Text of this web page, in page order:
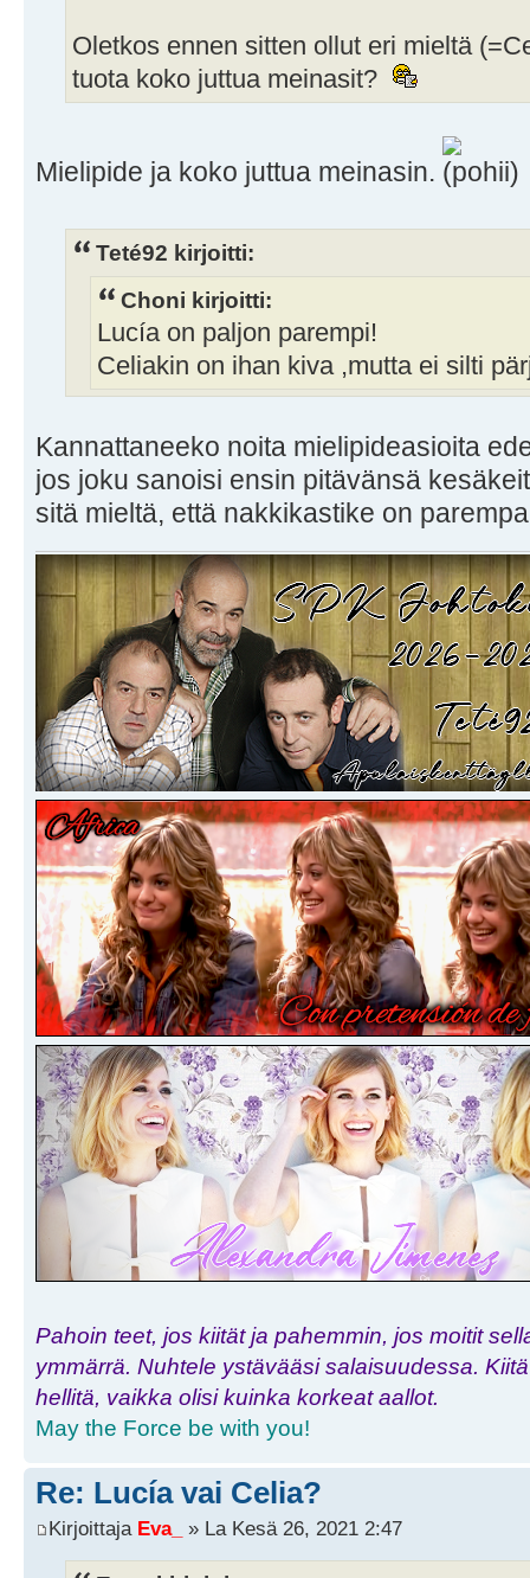
Oletkos ennen sitten ollut eri mieltä
tuota koko juttua meinasit?
Mielipide ja koko juttua meinasin.
Teté92 kirjoitti:
Choni kirjoitti:
Lucía on paljon parempi!
Celiakin on ihan kiva ,mutta ei silti
Kannattaneeko noita mielipideasioita
jos joku sanoisi ensin pitävänsä
sitä mieltä, että nakkikastike on
Pahoin teet, jos kiität ja pahemmin, jos moitit
ymmärrä. Nuhtele ystävääsi salaisuudessa.
hellitä, vaikka olisi kuinka korkeat aallot.
May the Force be with you!
Re: Lucía vai Celia?
Kirjoittaja Eva_ » La Kesä 26, 2021 2:47